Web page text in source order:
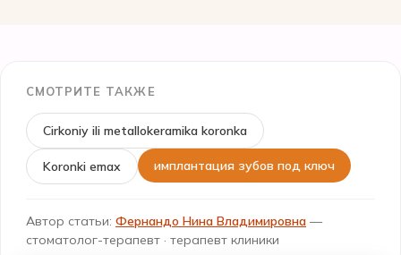
СМОТРИТЕ ТАКЖЕ
Cirkoniy ili metallokeramika koronka
Koronki emax имплантация зубов под ключ
Автор статьи: Фернандо Нина Владимировна —
стоматолог-терапевт · терапевт клиники